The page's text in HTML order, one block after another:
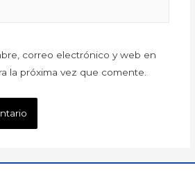
correo electrónico y web en
la próxima vez que comente.